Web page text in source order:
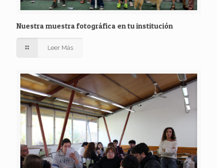
Nuestra muestra fotográfica en tu institución
Leer Más